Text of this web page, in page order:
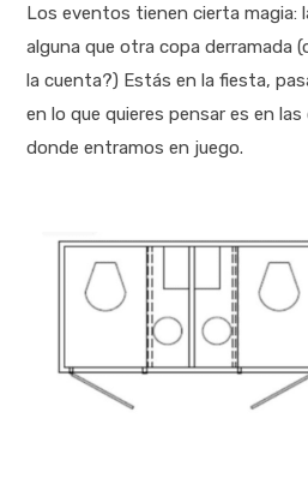
Los eventos tienen cierta magia:
alguna que otra copa derramada
la cuenta?) Estás en la fiesta,
en lo que quieres pensar es en
donde entramos en juego.